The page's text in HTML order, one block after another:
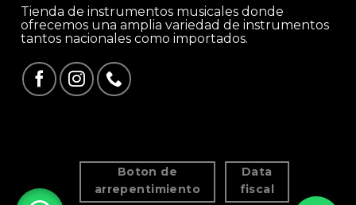
Tienda de instrumentos musicales donde
ofrecemos una amplia variedad de instrumentos
tantos nacionales como importados.
Boton de
arrepentimiento
Data
fiscal